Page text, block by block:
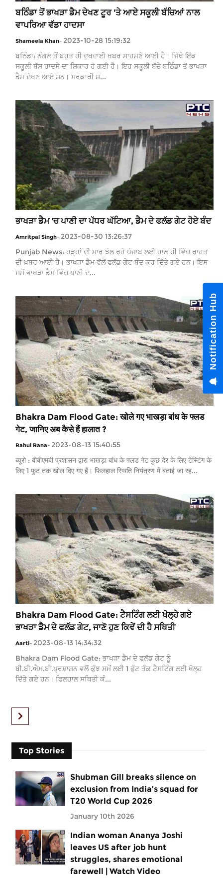
ਬਠਿੰਡਾ ਤੋਂ ਭਾਖੜਾ ਡੈਮ ਦੇਖਣ ਟੂਰ 'ਤੇ ਆਏ ਸਕੂਲੀ ਬੱਚਿਆਂ ਨਾਲ
ਵਾਪਰਿਆ ਵੱਡਾ ਹਾਦਸਾ
Shameela Khan- 2023-10-28 15:19:32
ਬਠਿੰਡਾ: ਨੰਗਲ ਤੋਂ ਬਹੁਤ ਹੀ ਦੁਖਦਾਈ ਖ਼ਬਰ ਸਾਹਮਣੇ ਆਈ ਹੈ। ਜਿੱਥੇ ਇੱਕ
ਸਕੂਲੀ ਬੱਸ ਹਾਦਸੇ ਦਾ ਸ਼ਿਕਾਰ ਹੋ ਗਈ ਹੈ। ਇਹ ਸਕੂਲੀ ਬੱਚੇ ਬਠਿੰਡਾ ਤੋਂ ਭਾਖੜਾ
ਡੈਮ ਦੇਖਣ ਆਏ ਸਨ। ਸਰਕਾਰੀ ਸ...
ਭਾਖੜਾ ਡੈਮ 'ਚ ਪਾਣੀ ਦਾ ਪੱਧਰ ਘੱਟਿਆ, ਡੈਮ ਦੇ ਫਲੱਡ ਗੇਟ ਹੋਏ ਬੰਦ
Amritpal Singh- 2023-08-30 13:26:37
Punjab News: ਹੜ੍ਹਾਂ ਦੀ ਮਾਰ ਝੱਲ ਰਹੇ ਪੰਜਾਬ ਲਈ ਹਾਲ ਹੀ ਵਿੱਚ ਰਾਹਤ
ਦੀ ਖ਼ਬਰ ਆਈ ਹੈ। ਭਾਖੜਾ ਡੈਮ ਵੱਲੋਂ ਫਲੱਡ ਗੇਟ ਬੰਦ ਕਰ ਦਿੱਤੇ ਗਏ ਹਨ। ਇਸ
ਸਮੇਂ ਭਾਖੜਾ ਡੈਮ ਵਿੱਚ ਪਾਣੀ ਦ...
Bhakra Dam Flood Gate: खोले गए भाखड़ा बांध के फ्लड
गेट, जानिए अब कैसे हैं हालात ?
Rahul Rana- 2023-08-13 15:40:55
ब्यूरो : बीबीएमबी प्रशासन द्वारा भाखड़ा बांध के फ्लड गेट कुछ देर के लिए टेस्टिंग के
लिए 1 फुट तक खोल दिए गए हैं। फिलहाल स्थिति नियंत्रण में बताई जा रह...
Bhakra Dam Flood Gate: ਟੈਸਟਿੰਗ ਲਈ ਖੋਲ੍ਹੇ ਗਏ
ਭਾਖੜਾ ਡੈਮ ਦੇ ਫਲੱਡ ਗੇਟ, ਜਾਣੋ ਹੁਣ ਕਿਵੇਂ ਦੀ ਹੈ ਸਥਿਤੀ
Aarti- 2023-08-13 14:34:32
Bhakra Dam Flood Gate: ਭਾਖੜਾ ਡੈਮ ਦੇ ਫਲੱਡ ਗੇਟ ਨੂੰ
ਬੀ.ਬੀ.ਐਮ.ਬੀ.ਪ੍ਰਸ਼ਾਸ਼ਨ ਵਲੋਂ ਕੁੱਝ ਸਮੇਂ ਲਈ 1 ਫੁੱਟ ਤੱਕ ਟੈਸਟਿੰਗ ਲਈ ਖੋਲ੍ਹ
ਦਿੱਤੇ ਗਏ ਹਨ। ਫਿਲਹਾਲ ਸਥਿਤੀ ਕੰ...
Top Stories
Shubman Gill breaks silence on
exclusion from India’s squad for
T20 World Cup 2026
January 10th 2026
Indian woman Ananya Joshi
leaves US after job hunt
struggles, shares emotional
farewell | Watch Video